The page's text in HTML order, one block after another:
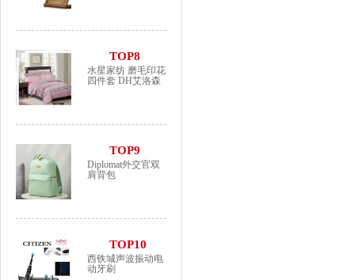
TOP8
水星家纺 磨毛印花
四件套 DH艾洛森
TOP9
Diplomat外交官双
肩背包
TOP10
西铁城声波振动电
动牙刷